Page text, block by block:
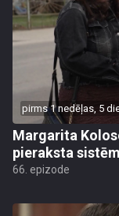
pirms 1 nedēļas, 5
Margarita
pieraksta
66. epizode